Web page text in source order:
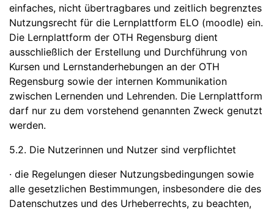
einfaches, nicht übertragbares und zeitlich begrenztes
Nutzungsrecht für die Lernplattform ELO (moodle) ein.
Die Lernplattform der OTH Regensburg dient
ausschließlich der Erstellung und Durchführung von
Kursen und Lernstanderhebungen an der OTH
Regensburg sowie der internen Kommunikation
zwischen Lernenden und Lehrenden. Die Lernplattform
darf nur zu dem vorstehend genannten Zweck genutzt
werden.
5.2. Die Nutzerinnen und Nutzer sind verpflichtet
· die Regelungen dieser Nutzungsbedingungen sowie
alle gesetzlichen Bestimmungen, insbesondere die des
Datenschutzes und des Urheberrechts, zu beachten,